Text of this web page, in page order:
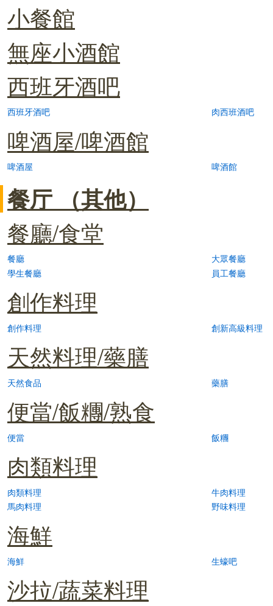
小餐館
無座小酒館
西班牙酒吧
西班牙酒吧 肉西班酒吧
啤酒屋/啤酒館
啤酒屋 啤酒館
餐厅 （其他）
餐廳/食堂
餐廳
大眾餐廳
學生餐廳
員工餐廳
創作料理
創作料理 創新高級料理
天然料理/藥膳
天然食品 藥膳
便當/飯糰/熟食
便當 飯糰
肉類料理
肉類料理
牛肉料理
馬肉料理
野味料理
海鮮
海鮮 生蠔吧
沙拉/蔬菜料理